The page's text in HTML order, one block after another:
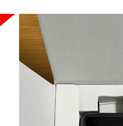
SOLD OUT